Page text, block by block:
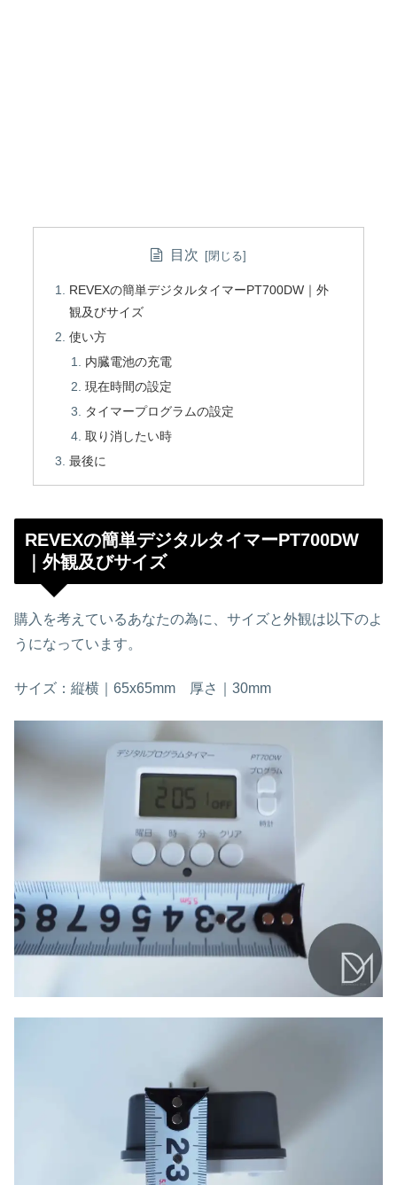
目次
REVEXの簡単デジタルタイマーPT700DW｜外
観及びサイズ
使い方
内臓電池の充電
現在時間の設定
タイマープログラムの設定
取り消したい時
最後に
REVEXの簡単デジタルタイマーPT700DW
｜外観及びサイズ
購入を考えているあなたの為に、サイズと外観は以下のよ
うになっています。
サイズ：縦横｜65x65mm 厚さ｜30mm